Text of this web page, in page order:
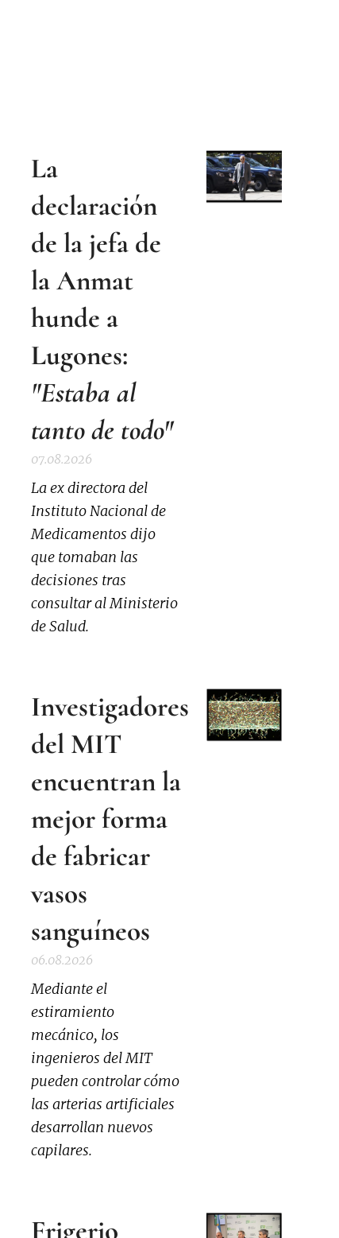
La
declaración
de la jefa de
la Anmat
hunde a
Lugones:
"Estaba al
tanto de todo"
07.08.2026
La ex directora del
Instituto Nacional de
Medicamentos dijo
que tomaban las
decisiones tras
consultar al Ministerio
de Salud.
Investigadores
del MIT
encuentran la
mejor forma
de fabricar
vasos
sanguíneos
06.08.2026
Mediante el
estiramiento
mecánico, los
ingenieros del MIT
pueden controlar cómo
las arterias artificiales
desarrollan nuevos
capilares.
Frigerio